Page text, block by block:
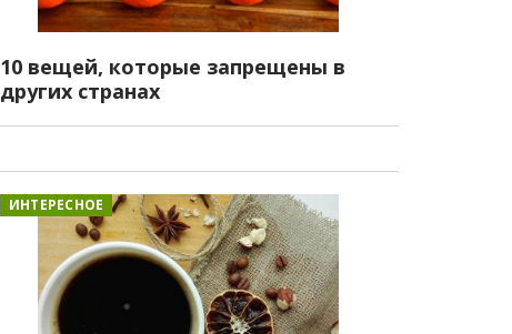
10 вещей, которые запрещены в
других странах
ИНТЕРЕСНОЕ